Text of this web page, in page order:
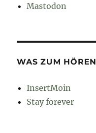
Mastodon
WAS ZUM HÖREN
InsertMoin
Stay forever